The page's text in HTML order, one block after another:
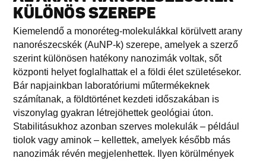
KÜLÖNÖS SZEREPE
Kiemelendő a monoréteg-molekulákkal körülvett arany
nanorészecskék (AuNP-k) szerepe, amelyek a szerző
szerint különösen hatékony nanozimák voltak, sőt
központi helyet foglalhattak el a földi élet születésekor.
Bár napjainkban laboratóriumi műtermékeknek
számítanak, a földtörténet kezdeti időszakában is
viszonylag gyakran létrejöhettek geológiai úton.
Stabilitásukhoz azonban szerves molekulák – például
tiolok vagy aminok – kellettek, amelyek később más
nanozimák révén megjelenhettek. Ilyen körülmények